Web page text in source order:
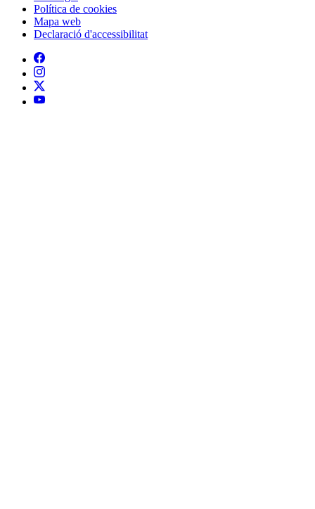
Política de cookies
Mapa web
Declaració d'accessibilitat